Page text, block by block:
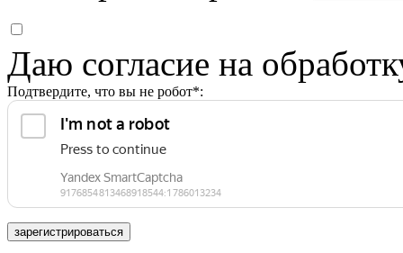
Даю согласие на
Подтвердите, что вы не робот*:
зарегистрироваться